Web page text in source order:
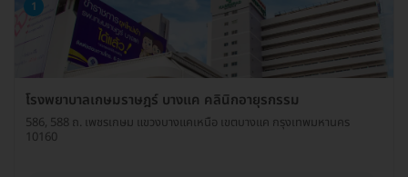
1
โรงพยาบาลเกษมราษฎร์ บางแค คลินิกอายุรกรรม
586, 588 ถ. เพชรเกษม แขวงบางแคเหนือ เขตบางแค กรุงเทพมหานคร
10160